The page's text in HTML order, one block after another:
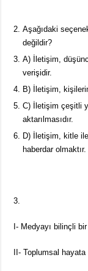
Aşağıdaki
değildir?
A) İletişim,
verişidir.
B) İletişim,
C) İletişim çeşitli
aktarılmasıdır.
D) İletişim, kitle
haberdar olmaktır.
3.
I- Medyayı bilinçli
II- Toplumsal hayata